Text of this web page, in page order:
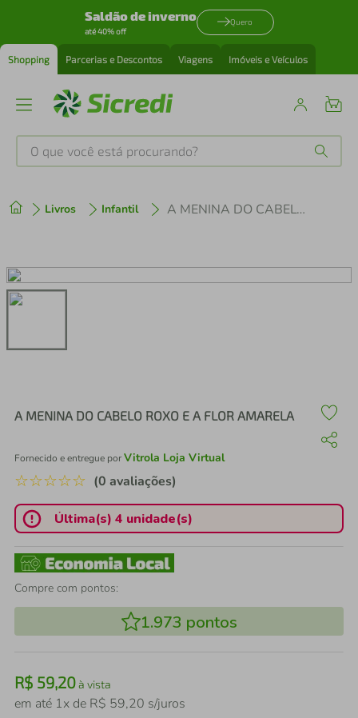
Saldão de inverno
até 40% off
Quero
Shopping Parcerias e Descontos Viagens Imóveis e Veículos
O que você está procurando?
Livros Infantil A MENINA DO CABELO ROXO E A FLOR AMARELA
A MENINA DO CABELO ROXO E A FLOR AMARELA
Fornecido e entregue porVitrola Loja Virtual
☆☆☆☆☆ (0 avaliações)
Última(s) 4 unidade(s)
Compre com pontos:
1.973 pontos
R$ 59,20à vista
em até 1x de R$ 59,20 s/juros
2º cafeteira